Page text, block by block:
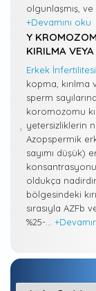
olgunlaşmış,
+Devamını oku
Y
KIRILMA
Erkek İnfertilitesi
kopma,
sperm
koromozomu
yetersizliklerin
Azopspermik
sayımı düşük)
oldukça
bölgesindeki
sırasıyla AZFb
%25-...